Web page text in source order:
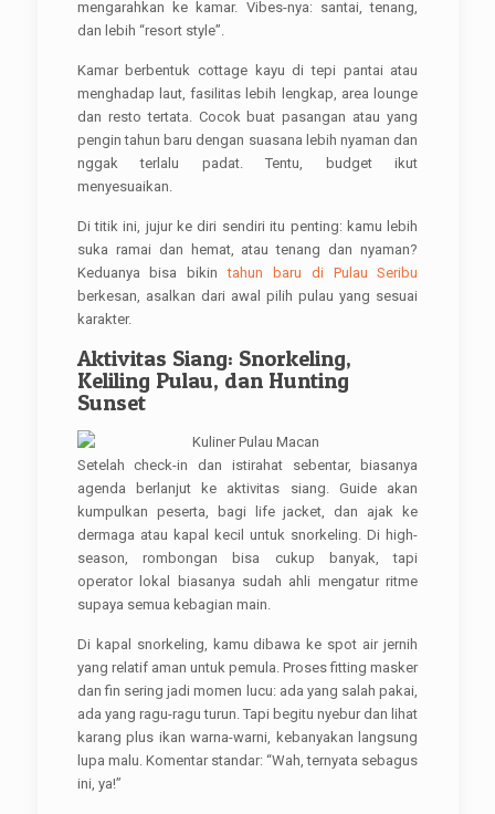
mengarahkan ke kamar. Vibes-nya: santai, tenang,
dan lebih “resort style”.
Kamar berbentuk cottage kayu di tepi pantai atau
menghadap laut, fasilitas lebih lengkap, area lounge
dan resto tertata. Cocok buat pasangan atau yang
pengin tahun baru dengan suasana lebih nyaman dan
nggak terlalu padat. Tentu, budget ikut
menyesuaikan.
Di titik ini, jujur ke diri sendiri itu penting: kamu lebih
suka ramai dan hemat, atau tenang dan nyaman?
Keduanya bisa bikintahun baru di Pulau Seribu
berkesan, asalkan dari awal pilih pulau yang sesuai
karakter.
Aktivitas Siang: Snorkeling,
Keliling Pulau, dan Hunting
Sunset
Setelah check-in dan istirahat sebentar, biasanya
agenda berlanjut ke aktivitas siang. Guide akan
kumpulkan peserta, bagi life jacket, dan ajak ke
dermaga atau kapal kecil untuk snorkeling. Di high-
season, rombongan bisa cukup banyak, tapi
operator lokal biasanya sudah ahli mengatur ritme
supaya semua kebagian main.
Di kapal snorkeling, kamu dibawa ke spot air jernih
yang relatif aman untuk pemula. Proses fitting masker
dan fin sering jadi momen lucu: ada yang salah pakai,
ada yang ragu-ragu turun. Tapi begitu nyebur dan lihat
karang plus ikan warna-warni, kebanyakan langsung
lupa malu. Komentar standar: “Wah, ternyata sebagus
ini, ya!”